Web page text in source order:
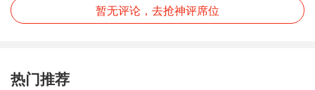
暂无评论，去抢神评席位
热门推荐